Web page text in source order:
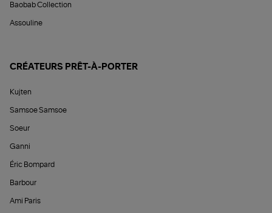
Baobab Collection
Assouline
CRÉATEURS PRÊT-À-PORTER
Kujten
Samsoe Samsoe
Soeur
Ganni
Éric Bompard
Barbour
Ami Paris